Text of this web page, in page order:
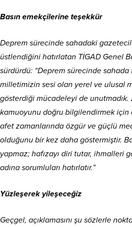
Basın emekçilerine teşekkür
Deprem sürecinde sahadaki
üstlendiğini hatırlatan TİGAD Genel
sürdürdü: “Deprem sürecinde
milletimizin sesi olan yerel ve ulusal
gösterdiği mücadeleyi de unutmadık.
kamuoyunu doğru bilgilendirmek için
afet zamanlarında özgür ve güçlü
olduğunu bir kez daha göstermiştir.
yapmaz; hafızayı diri tutar, ihmalleri
adına sorumluları hatırlatır.”
Yüzleşerek yileşeceğiz
Geçgel, açıklamasını şu sözlerle